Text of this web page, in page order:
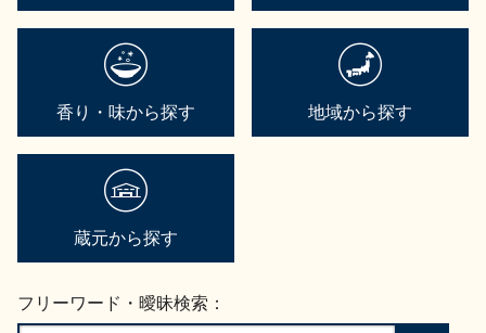
香り・味から探す 地域から探す
蔵元から探す
フリーワード・曖昧検索：